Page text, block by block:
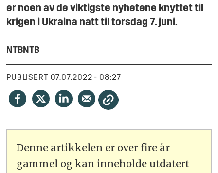
er noen av de viktigste nyhetene knyttet til
krigen i Ukraina natt til torsdag 7. juni.
NTBNTB
PUBLISERT 07.07.2022 - 08:27
Denne artikkelen er over fire år
gammel og kan inneholde utdatert